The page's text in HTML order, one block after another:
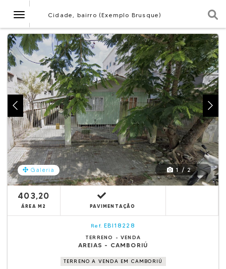
NavegaçãoCidade, bairro (Exemplo Brusque)
Galeria 1 / 2
403,20
ÁREA M2 PAVIMENTAÇÃO
Ref. EBI18228
TERRENO - VENDA
AREIAS - CAMBORIÚ
TERRENO A VENDA EM CAMBORIÚ